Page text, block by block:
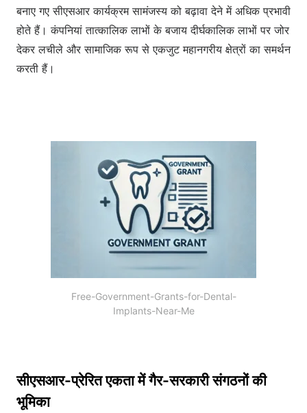
बनाए गए सीएसआर कार्यक्रम सामंजस्य को बढ़ावा देने में अधिक प्रभावी
होते हैं। कंपनियां तात्कालिक लाभों के बजाय दीर्घकालिक लाभों पर जोर
देकर लचीले और सामाजिक रूप से एकजुट महानगरीय क्षेत्रों का समर्थन
करती हैं।
Free-Government-Grants-for-Dental-
Implants-Near-Me
सीएसआर-प्रेरित एकता में गैर-सरकारी संगठनों की
भूमिका